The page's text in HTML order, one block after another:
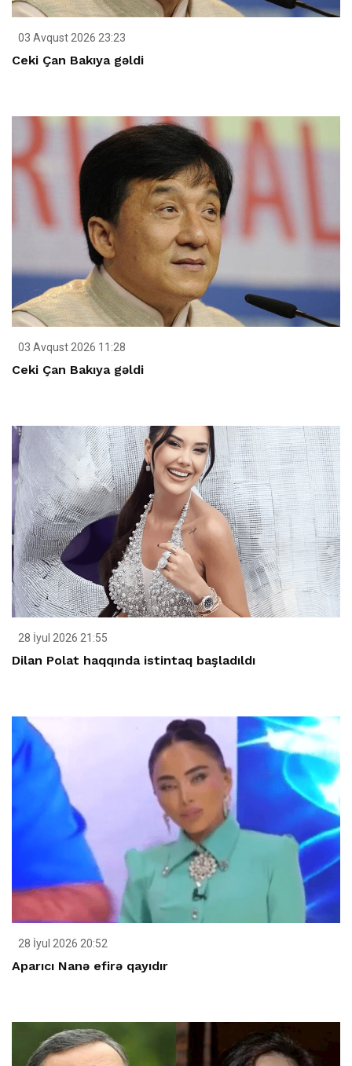
03 Avqust 2026 23:23
Ceki Çan Bakıya gəldi
03 Avqust 2026 11:28
Ceki Çan Bakıya gəldi
28 İyul 2026 21:55
Dilan Polat haqqında istintaq başladıldı
28 İyul 2026 20:52
Aparıcı Nanə efirə qayıdır